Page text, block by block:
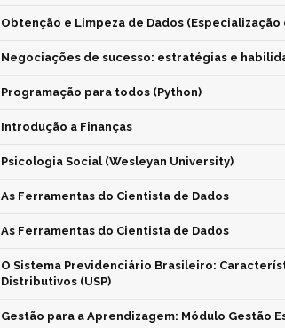
Obtenção e Limpeza de Dados (Especialização
Negociações de sucesso: estratégias e
Programação para todos (Python)
Introdução a Finanças
Psicologia Social (Wesleyan University)
As Ferramentas do Cientista de Dados
As Ferramentas do Cientista de Dados
O Sistema Previdenciário Brasileiro:
Distributivos (USP)
Gestão para a Aprendizagem: Módulo Gestão